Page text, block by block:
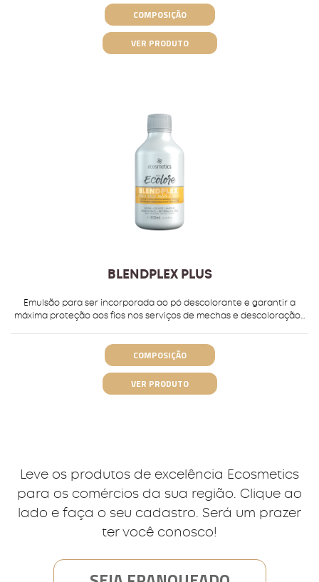
COMPOSIÇÃO
VER PRODUTO
BLENDPLEX PLUS
Emulsão para ser incorporada ao pó descolorante e garantir a
máxima proteção aos fios nos serviços de mechas e descoloração...
COMPOSIÇÃO
VER PRODUTO
Leve os produtos de excelência Ecosmetics
para os comércios da sua região. Clique ao
lado e faça o seu cadastro. Será um prazer
ter você conosco!